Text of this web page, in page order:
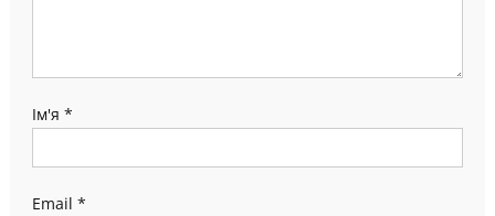
Ім'я *
Email *